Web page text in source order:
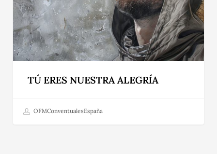
TÚ ERES NUESTRA ALEGRÍA
OFMConventualesEspaña